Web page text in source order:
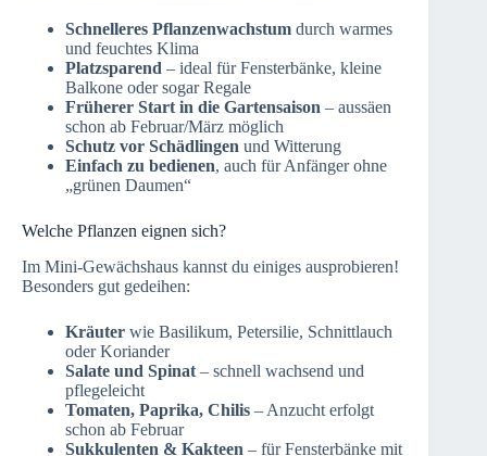
Schnelleres Pflanzenwachstum durch warmes
und feuchtes Klima
Platzsparend – ideal für Fensterbänke, kleine
Balkone oder sogar Regale
Früherer Start in die Gartensaison – aussäen
schon ab Februar/März möglich
Schutz vor Schädlingen und Witterung
Einfach zu bedienen, auch für Anfänger ohne
„grünen Daumen“
Welche Pflanzen eignen sich?
Im Mini-Gewächshaus kannst du einiges ausprobieren!
Besonders gut gedeihen:
Kräuter wie Basilikum, Petersilie, Schnittlauch
oder Koriander
Salate und Spinat – schnell wachsend und
pflegeleicht
Tomaten, Paprika, Chilis – Anzucht erfolgt
schon ab Februar
Sukkulenten & Kakteen – für Fensterbänke mit